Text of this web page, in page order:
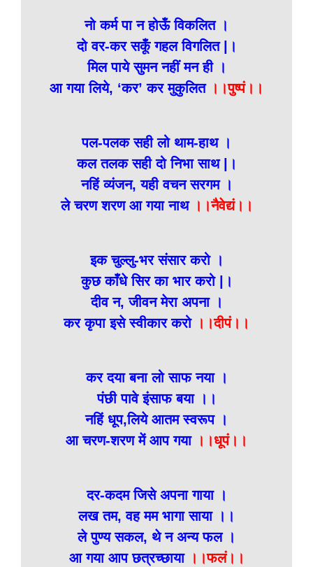
नो कर्म पा न होऊँ विकलित ।
दो वर-कर सकूँ गहल विगलित |।
मिल पाये सुमन नहीं मन ही ।
आ गया लिये, ‘कर’ कर मुकुलित ।।पुष्पं।।
पल-पलक सही लो थाम-हाथ ।
कल तलक सही दो निभा साथ |।
नहिं व्यंजन, यही वचन सरगम ।
ले चरण शरण आ गया नाथ।।नैवेद्यं।।
इक चुल्लु-भर संसार करो ।
कुछ काँधे सिर का भार करो |।
दीव न, जीवन मेरा अपना ।
कर कृपा इसे स्वीकार करो ।।दीपं।।
कर दया बना लो साफ नया ।
पंछी पावे इंसाफ बया ।।
नहिं धूप,लिये आतम स्वरूप ।
आ चरण-शरण में आप गया।।धूपं।।
दर-कदम जिसे अपना गाया ।
लख तम, वह मम भागा साया ।।
ले पुण्य सकल, थे न अन्य फल ।
आ गया आप छत्रच्छाया ।।फलं।।